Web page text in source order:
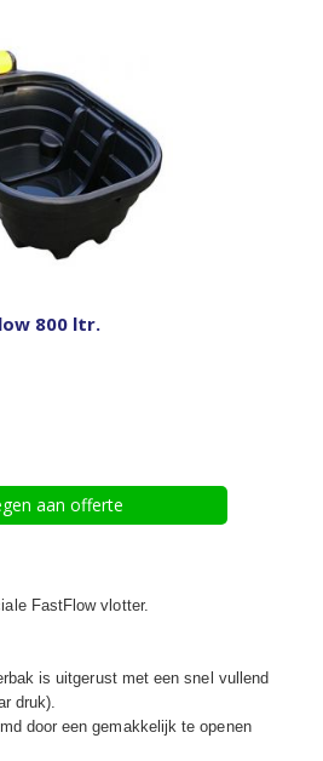
800 ltr.
aan offerte
FastFlow vlotter.
is uitgerust met een snel vullend
druk).
door een gemakkelijk te openen